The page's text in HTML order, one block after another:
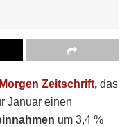
Zeitschrift, das
Januar einen
um 3,4 %